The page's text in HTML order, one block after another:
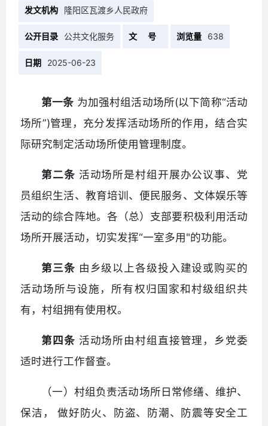
发文机构 隆阳区瓦渡乡人民政府
公开目录 公共文化服务 文 号 浏览量 638
日期 2025-06-23
第一条 为加强村组活动场所(以下简称“活动
场所”)管理，充分发挥活动场所的作用，结合实
际研究制定活动场所使用管理制度。
第二条 活动场所是村组开展办公议事、党
员组织生活、教育培训、便民服务、文体娱乐等
活动的综合阵地。各（总）支部要积极利用活动
场所开展活动，切实发挥“一室多用"的功能。
第三条 由乡级以上各级投入建设或购买的
活动场所与设施，所有权归国家和村级组织共
有，村组拥有使用权。
第四条 活动场所由村组直接管理，乡党委
适时进行工作督查。
（一）村组负责活动场所日常修缮、维护、
保洁， 做好防火、防盗、防潮、防震等安全工